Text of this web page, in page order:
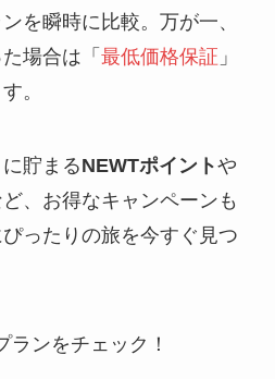
を瞬時に比較。万が一、
場合は「 最低価格保証 」
。
貯まるNEWTポイントや
、お得なキャンペーンも
ったりの旅を今すぐ見つ
ランをチェック！